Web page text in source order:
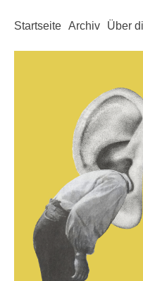
Startseite Archiv Über